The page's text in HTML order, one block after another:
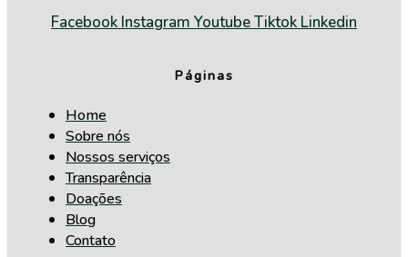
Facebook Instagram YoutubeTiktok Linkedin
Páginas
Home
Sobre nós
Nossos serviços
Transparência
Doações
Blog
Contato